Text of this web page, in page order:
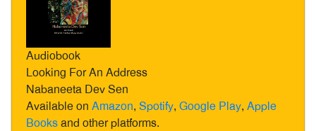
Audiobook
Looking For An Address
Nabaneeta Dev Sen
Available on Amazon, Spotify, Google Play, Apple
Booksand other platforms.